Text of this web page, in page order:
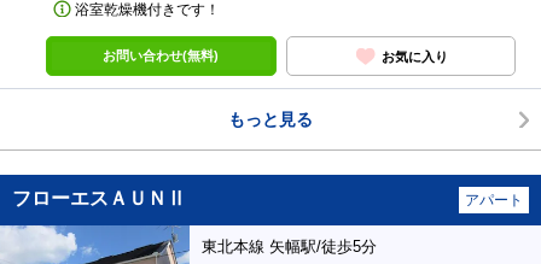
浴室乾燥機付きです！
お問い合わせ(無料) お気に入り
もっと見る
フローエスＡＵＮⅡ アパート
東北本線 矢幅駅/徒歩5分